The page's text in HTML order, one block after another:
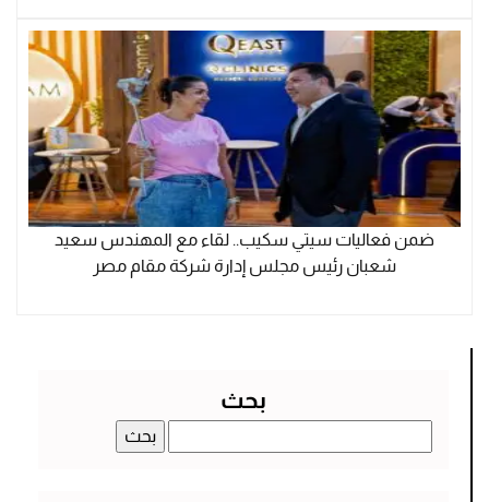
ضمن فعاليات سيتي سكيب.. لقاء مع المهندس سعيد
شعبان رئيس مجلس إدارة شركة مقام مصر
بحث
عن: